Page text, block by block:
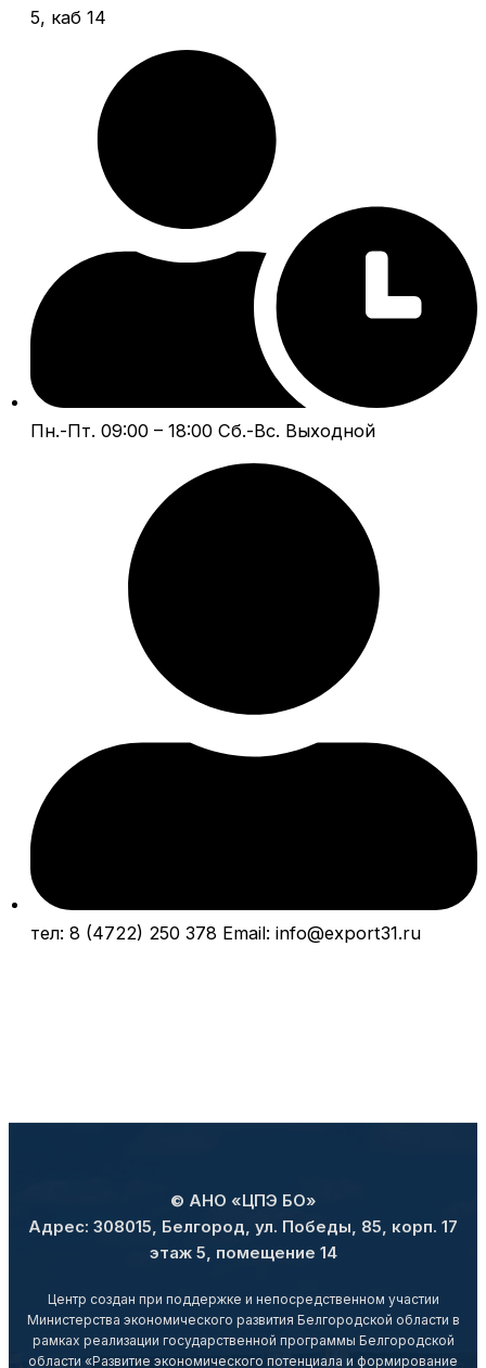
5, каб 14
Пн.-Пт. 09:00 – 18:00 Сб.-Вс. Выходной
тел: 8 (4722) 250 378 Email: info@export31.ru
© АНО «ЦПЭ БО»
Адрес: 308015, Белгород, ул. Победы, 85, корп. 17
этаж 5, помещение 14
Центр создан при поддержке и непосредственном участии
Министерства экономического развития Белгородской области в
рамках реализации государственной программы Белгородской
области «Развитие экономического потенциала и формирование